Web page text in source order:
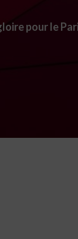
pour le